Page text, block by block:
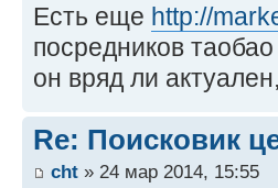
Есть еще http://
посредников
он вряд ли
Re: Поисковик
cht » 24 мар 2014, 15:55